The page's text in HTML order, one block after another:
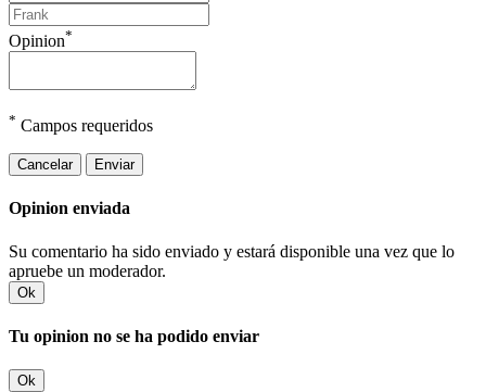
Opinion*
* Campos requeridos
Cancelar Enviar
Opinion enviada
Su comentario ha sido enviado y estará disponible una vez que lo
apruebe un moderador.
Ok
Tu opinion no se ha podido enviar
Ok